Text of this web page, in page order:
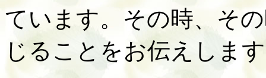
ています。その時、そ
じることをお伝えしま